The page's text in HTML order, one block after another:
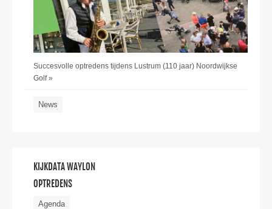
Succesvolle optredens tijdens Lustrum (110 jaar) Noordwijkse
Golf »
News
KIJKDATA WAYLON
OPTREDENS
Agenda